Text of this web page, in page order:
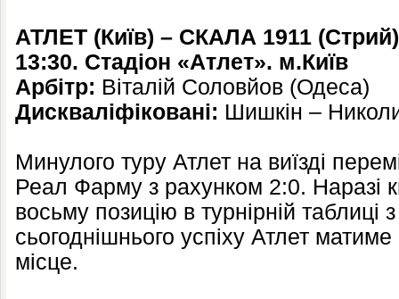
АТЛЕТ (Київ) – СКАЛА 1911 (Стрий)
13:30. Стадіон «Атлет». м.Київ
Арбітр: Віталій Соловйов (Одеса)
Дискваліфіковані: Шишкін –
Минулого туру Атлет на виїзді
Реал Фарму з рахунком 2:0. Наразі
восьму позицію в турнірній таблиці
сьогоднішнього успіху Атлет
місце.